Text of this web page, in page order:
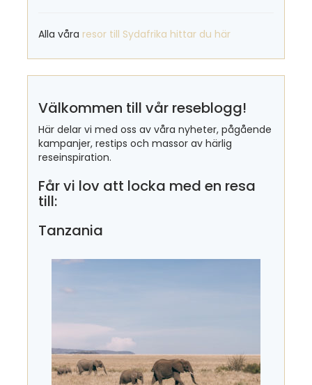
Alla våra resor till Sydafrika hittar du här
Välkommen till vår reseblogg!
Här delar vi med oss av våra nyheter, pågående
kampanjer, restips och massor av härlig
reseinspiration.
Får vi lov att locka med en resa
till:
Tanzania